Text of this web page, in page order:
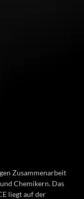
Zusammenarbeit
Chemikern. Das
liegt auf der